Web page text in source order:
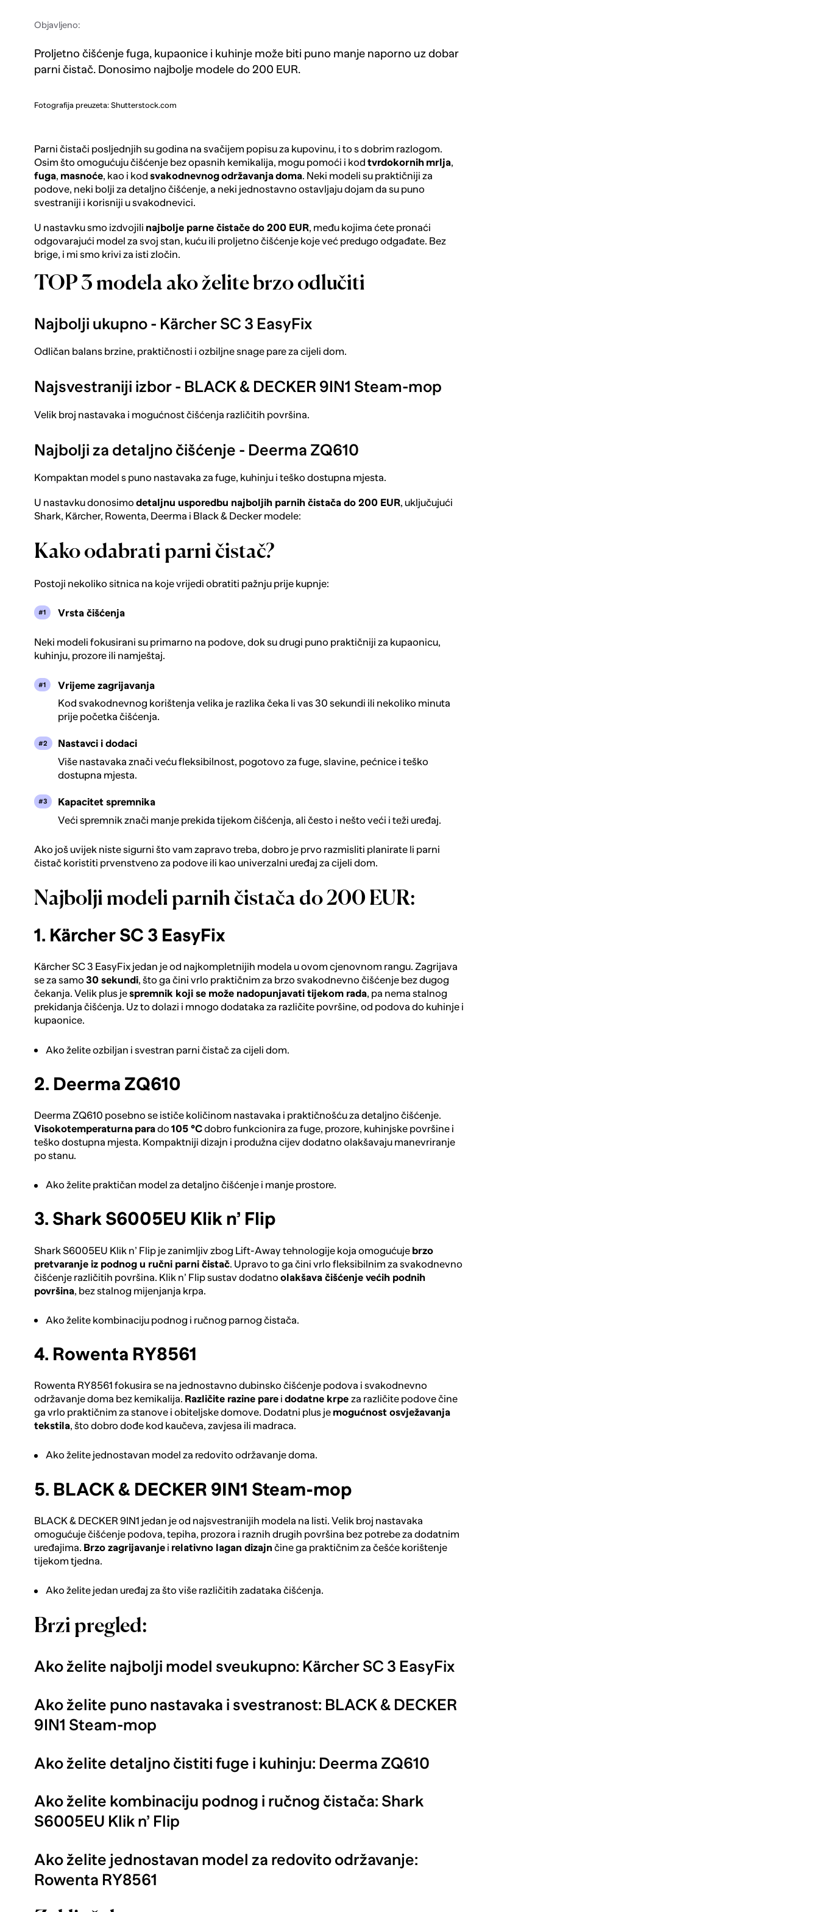
Objavljeno:
Proljetno čišćenje fuga, kupaonice i kuhinje može biti puno manje naporno uz dobar
parni čistač. Donosimo najbolje modele do 200 EUR.
Fotografija preuzeta: Shutterstock.com
Parni čistači posljednjih su godina na svačijem popisu za kupovinu, i to s dobrim razlogom.
Osim što omogućuju čišćenje bez opasnih kemikalija, mogu pomoći i kod tvrdokornih mrlja,
fuga, masnoće, kao i kod svakodnevnogodržavanjadoma. Neki modeli su praktičniji za
podove, neki bolji za detaljno čišćenje, a neki jednostavno ostavljaju dojam da su puno
svestraniji i korisniji u svakodnevici.
U nastavku smo izdvojili najbolje parne čistače do 200 EUR, među kojima ćete pronaći
odgovarajući model za svoj stan, kuću ili proljetno čišćenje koje već predugo odgađate. Bez
brige, i mi smo krivi za isti zločin.
TOP 3 modela ako želite brzo odlučiti
Najbolji ukupno - Kärcher SC 3 EasyFix
Odličan balans brzine, praktičnosti i ozbiljne snage pare za cijeli dom.
Najsvestraniji izbor - BLACK & DECKER 9IN1 Steam-mop
Velik broj nastavaka i mogućnost čišćenja različitih površina.
Najbolji za detaljno čišćenje - Deerma ZQ610
Kompaktan model s puno nastavaka za fuge, kuhinju i teško dostupna mjesta.
U nastavku donosimo detaljnu usporedbu najboljih parnih čistača do 200 EUR, uključujući
Shark, Kärcher, Rowenta, Deerma i Black & Decker modele:
Kako odabrati parni čistač?
Postoji nekoliko sitnica na koje vrijedi obratiti pažnju prije kupnje:
Vrsta čišćenja
Neki modeli fokusirani su primarno na podove, dok su drugi puno praktičniji za kupaonicu,
kuhinju, prozore ili namještaj.
Vrijeme zagrijavanja
Kod svakodnevnog korištenja velika je razlika čeka li vas 30 sekundi ili nekoliko minuta
prije početka čišćenja.
Nastavci i dodaci
Više nastavaka znači veću fleksibilnost, pogotovo za fuge, slavine, pećnice i teško
dostupna mjesta.
Kapacitet spremnika
Veći spremnik znači manje prekida tijekom čišćenja, ali često i nešto veći i teži uređaj.
Ako još uvijek niste sigurni što vam zapravo treba, dobro je prvo razmisliti planirate li parni
čistač koristiti prvenstveno za podove ili kao univerzalni uređaj za cijeli dom.
Najbolji modeli parnih čistača do 200 EUR:
1. Kärcher SC 3 EasyFix
Kärcher SC 3 EasyFix jedan je od najkompletnijih modela u ovom cjenovnom rangu. Zagrijava
se za samo 30 sekundi, što ga čini vrlo praktičnim za brzo svakodnevno čišćenje bez dugog
čekanja. Velik plus jespremnik koji se može nadopunjavati tijekom rada, pa nema stalnog
prekidanja čišćenja. Uz to dolazi i mnogo dodataka za različite površine, od podova do kuhinje i
kupaonice.
Ako želite ozbiljan i svestran parni čistač za cijeli dom.
2. Deerma ZQ610
Deerma ZQ610 posebno se ističe količinom nastavaka i praktičnošću za detaljno čišćenje.
Visokotemperaturna parado 105 °Cdobro funkcionira za fuge, prozore, kuhinjske površine i
teško dostupna mjesta. Kompaktniji dizajn i produžna cijev dodatno olakšavaju manevriranje
po stanu.
Ako želite praktičan model za detaljno čišćenje i manje prostore.
3. Shark S6005EU Klik n’ Flip
Shark S6005EU Klik n’ Flip je zanimljiv zbog Lift-Away tehnologije koja omogućuje brzo
pretvaranje iz podnog u ručni parni čistač. Upravo to ga čini vrlo fleksibilnim za svakodnevno
čišćenje različitih površina. Klik n’ Flip sustav dodatno olakšava čišćenje većih podnih
površina, bez stalnog mijenjanja krpa.
Ako želite kombinaciju podnog i ručnog parnog čistača.
4. Rowenta RY8561
Rowenta RY8561 fokusira se na jednostavno dubinsko čišćenje podova i svakodnevno
održavanje doma bez kemikalija. Različite razine pare i dodatne krpe za različite podove čine
ga vrlo praktičnim za stanove i obiteljske domove. Dodatni plus je mogućnost osvježavanja
tekstila, što dobro dođe kod kaučeva, zavjesa ili madraca.
Ako želite jednostavan model za redovito održavanje doma.
5. BLACK & DECKER 9IN1 Steam-mop
BLACK & DECKER 9IN1 jedan je od najsvestranijih modela na listi. Velik broj nastavaka
omogućuje čišćenje podova, tepiha, prozora i raznih drugih površina bez potrebe za dodatnim
uređajima. Brzo zagrijavanje i relativno lagan dizajnčine ga praktičnim za češće korištenje
tijekom tjedna.
Ako želite jedan uređaj za što više različitih zadataka čišćenja.
Brzi pregled:
Ako želite najbolji model sveukupno: Kärcher SC 3 EasyFix
Ako želite puno nastavaka i svestranost: BLACK & DECKER
9IN1 Steam-mop
Ako želite detaljno čistiti fuge i kuhinju: Deerma ZQ610
Ako želite kombinaciju podnog i ručnog čistača: Shark
S6005EU Klik n’ Flip
Ako želite jednostavan model za redovito održavanje:
Rowenta RY8561